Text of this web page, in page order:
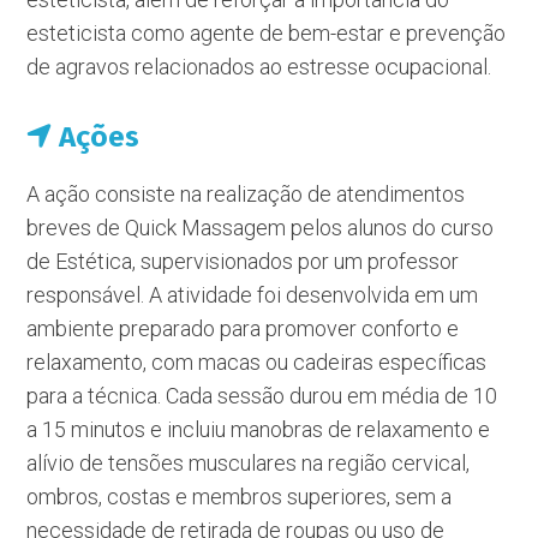
esteticista como agente de bem-estar e prevenção
de agravos relacionados ao estresse ocupacional.
Ações
A ação consiste na realização de atendimentos
breves de Quick Massagem pelos alunos do curso
de Estética, supervisionados por um professor
responsável. A atividade foi desenvolvida em um
ambiente preparado para promover conforto e
relaxamento, com macas ou cadeiras específicas
para a técnica. Cada sessão durou em média de 10
a 15 minutos e incluiu manobras de relaxamento e
alívio de tensões musculares na região cervical,
ombros, costas e membros superiores, sem a
necessidade de retirada de roupas ou uso de